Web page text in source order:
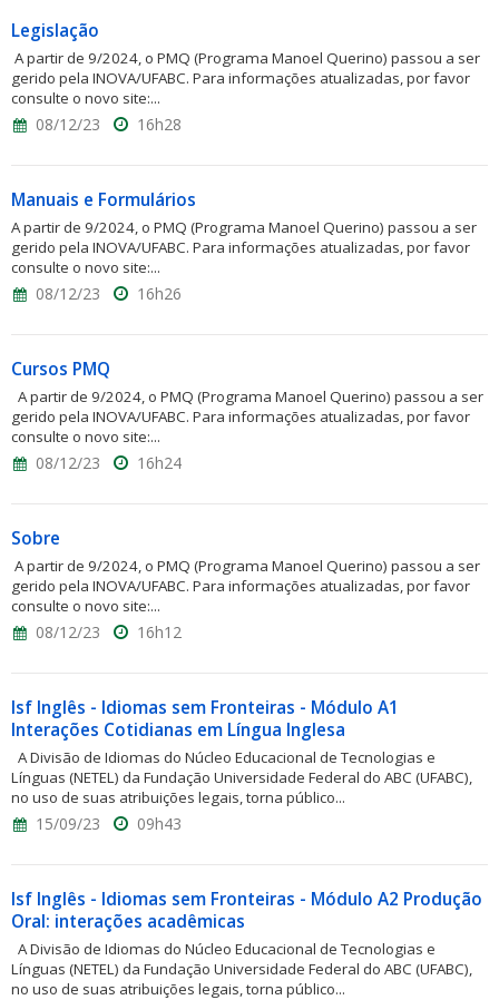
Legislação
A partir de 9/2024, o PMQ (Programa Manoel Querino) passou a ser
gerido pela INOVA/UFABC. Para informações atualizadas, por favor
consulte o novo site:...
08/12/23 16h28
Manuais e Formulários
A partir de 9/2024, o PMQ (Programa Manoel Querino) passou a ser
gerido pela INOVA/UFABC. Para informações atualizadas, por favor
consulte o novo site:...
08/12/23 16h26
Cursos PMQ
A partir de 9/2024, o PMQ (Programa Manoel Querino) passou a ser
gerido pela INOVA/UFABC. Para informações atualizadas, por favor
consulte o novo site:...
08/12/23 16h24
Sobre
A partir de 9/2024, o PMQ (Programa Manoel Querino) passou a ser
gerido pela INOVA/UFABC. Para informações atualizadas, por favor
consulte o novo site:...
08/12/23 16h12
Isf Inglês - Idiomas sem Fronteiras - Módulo A1
Interações Cotidianas em Língua Inglesa
A Divisão de Idiomas do Núcleo Educacional de Tecnologias e
Línguas (NETEL) da Fundação Universidade Federal do ABC (UFABC),
no uso de suas atribuições legais, torna público...
15/09/23 09h43
Isf Inglês - Idiomas sem Fronteiras - Módulo A2 Produção
Oral: interações acadêmicas
A Divisão de Idiomas do Núcleo Educacional de Tecnologias e
Línguas (NETEL) da Fundação Universidade Federal do ABC (UFABC),
no uso de suas atribuições legais, torna público...